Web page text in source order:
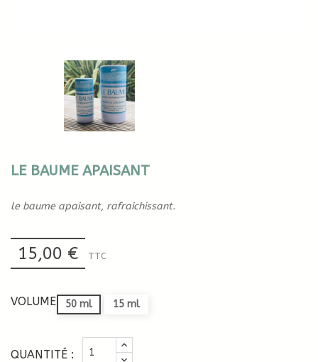
LE BAUME APAISANT
le baume apaisant, rafraichissant.
15,00 € TTC
VOLUME 50 ml 15 ml
QUANTITÉ :